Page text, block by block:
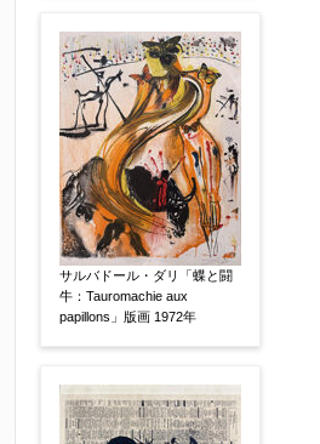
サルバドール・ダリ「蝶と闘
牛：Tauromachie aux
papillons」版画 1972年